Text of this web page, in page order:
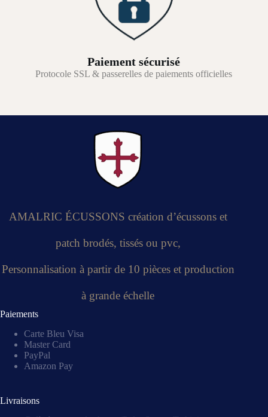
Paiement sécurisé
Protocole SSL & passerelles de paiements officielles
AMALRIC ÉCUSSONS création d’écussons et
patch brodés, tissés ou pvc,
Personnalisation à partir de 10 pièces et production
à grande échelle
Paiements
Carte Bleu Visa
Master Card
PayPal
Amazon Pay
Livraisons